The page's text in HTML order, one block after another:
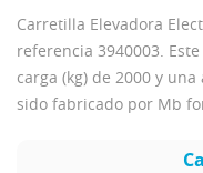
Carretilla Elevadora
referencia 3940003.
carga (kg) de 2000 y
sido fabricado por Mb